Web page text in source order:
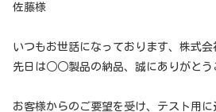
佐藤様
いつもお世話になっております、株式
先日は○○製品の納品、誠にありがとう
お客様からのご要望を受け、テスト用